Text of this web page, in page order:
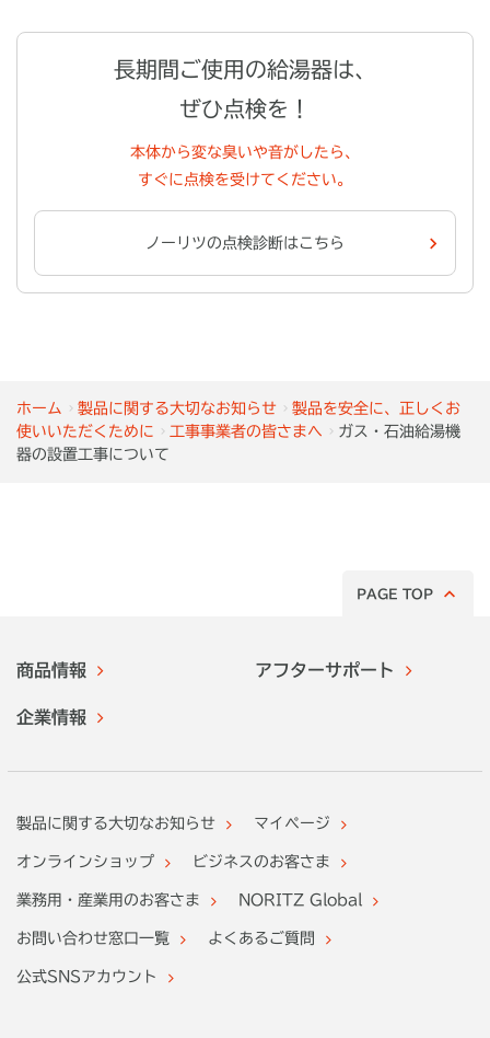
ホーム 製品に関する大切なお知らせ
製品を安全に、正しくお
使いいただくために
工事事業者の皆さまへ
ガス・石油給湯機
器の設置工事について
長期間ご使用の給湯器は、
ぜひ点検を！
本体から変な臭いや音がしたら、
すぐに点検を受けてください。
ノーリツの点検診断はこちら
PAGE TOP
商品情報 アフターサポート
企業情報
製品に関する大切なお知らせ マイページ
オンラインショップ ビジネスのお客さま
業務用・産業用のお客さま NORITZ Global
お問い合わせ窓口一覧 よくあるご質問
公式SNSアカウント